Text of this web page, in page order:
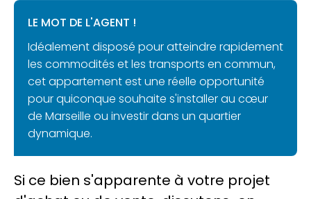
LE MOT DE L'AGENT !
Idéalement disposé pour atteindre rapidement
les commodités et les transports en commun,
cet appartement est une réelle opportunité
pour quiconque souhaite s'installer au cœur
de Marseille ou investir dans un quartier
dynamique.
Si ce bien s'apparente à votre projet